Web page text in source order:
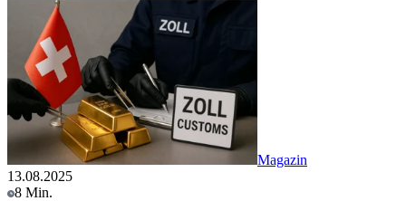
Magazin
13.08.2025
8 Min.